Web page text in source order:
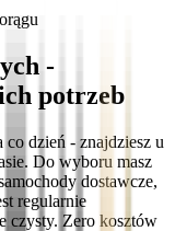
-
potrzeb
co dzień - znajdziesz u
Do wyboru masz
dostawcze,
regularnie
czysty. Zero kosztów